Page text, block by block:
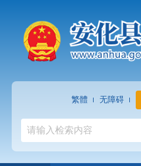
繁體 无障碍